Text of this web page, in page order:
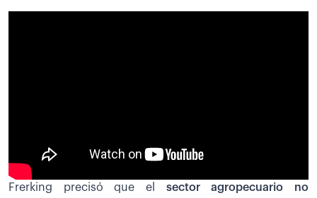
Frerking precisó que el
sector agropecuario no